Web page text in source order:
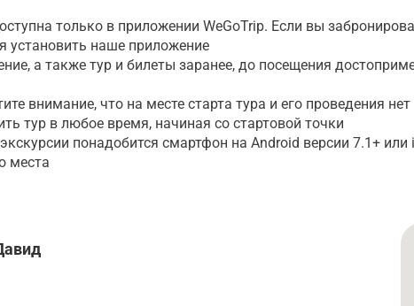
только в приложении WeGoTrip. Если вы
установить наше приложение
а также тур и билеты заранее, до посещения
внимание, что на месте старта тура и его проведения
тур в любое время, начиная со стартовой точки
понадобится смартфон на Android версии 7.1+ или
места